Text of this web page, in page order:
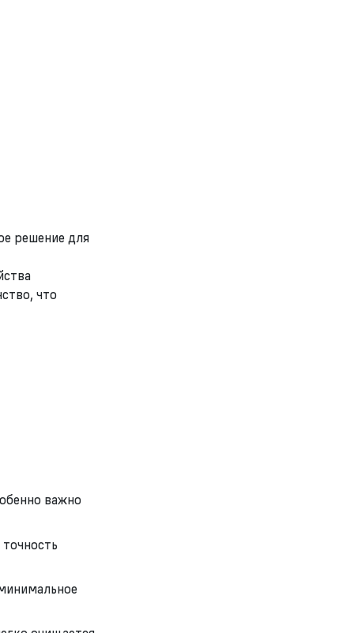
решение для
что
важно